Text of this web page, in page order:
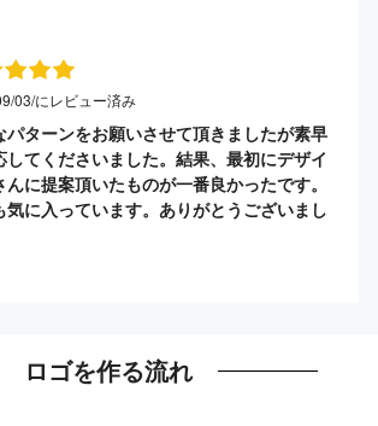
03/にレビュー済み
パターンをお願いさせて頂きましたが素早
してくださいました。結果、最初にデザイ
んに提案頂いたものが一番良かったです。
気に入っています。ありがとうございまし
ロゴを作る流れ